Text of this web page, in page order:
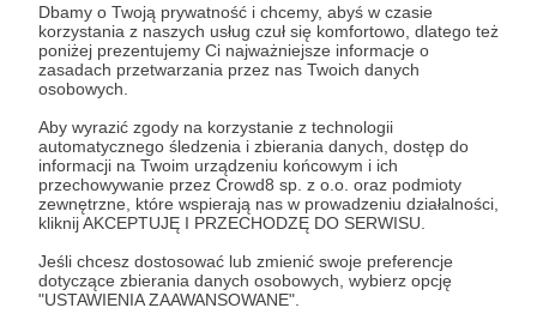
Dbamy o Twoją prywatność i chcemy, abyś w czasie
korzystania z naszych usług czuł się komfortowo, dlatego też
poniżej prezentujemy Ci najważniejsze informacje o
zasadach przetwarzania przez nas Twoich danych
osobowych.
Aby wyrazić zgody na korzystanie z technologii
automatycznego śledzenia i zbierania danych, dostęp do
informacji na Twoim urządzeniu końcowym i ich
przechowywanie przez Crowd8 sp. z o.o. oraz podmioty
zewnętrzne, które wspierają nas w prowadzeniu działalności,
kliknij AKCEPTUJĘ I PRZECHODZĘ DO SERWISU.
Jeśli chcesz dostosować lub zmienić swoje preferencje
dotyczące zbierania danych osobowych, wybierz opcję
"USTAWIENIA ZAAWANSOWANE".
Aby zobaczyć ten materiał musisz być zalogowany
Zaloguj się
Udostępnij